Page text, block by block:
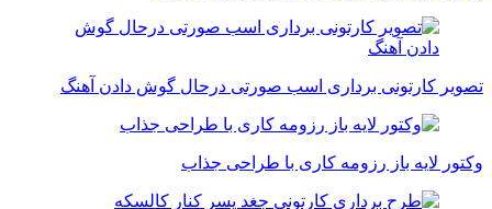
تصویر کارتونی برداری اسب صورتی درحال گوش دادن آهنگ
وکتور لایه باز رزومه کاری با طراحی جذاب